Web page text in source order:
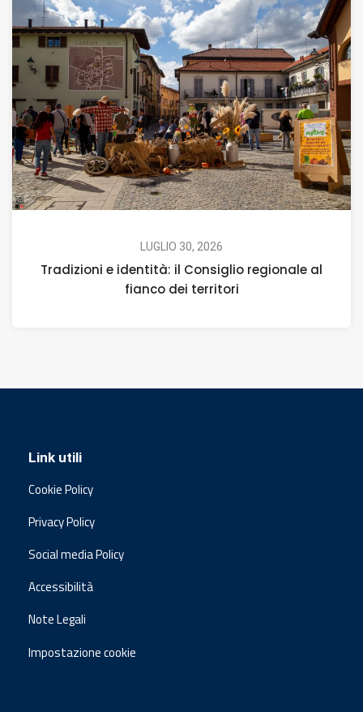
LUGLIO 30, 2026
Tradizioni e identità: il Consiglio regionale al
fianco dei territori
Link utili
Cookie Policy
Privacy Policy
Social media Policy
Accessibilità
Note Legali
Impostazione cookie